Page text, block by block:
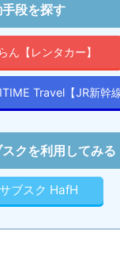
段を探す
ん【レンタカー】
Travel【JR新幹線
クを利用してみる
ブスク HafH